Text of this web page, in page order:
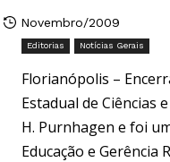
Novembro/2009
Editorias Notícias Gerais
Florianópolis –
Estadual de Ciências
H. Purnhagen e foi
Educação e Gerência